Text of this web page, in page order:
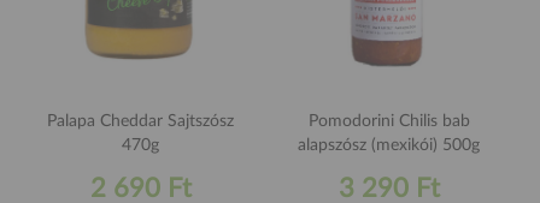
Palapa Cheddar Sajtszósz
470g
2 690 Ft
Pomodorini Chilis bab
alapszósz (mexikói) 500g
3 290 Ft